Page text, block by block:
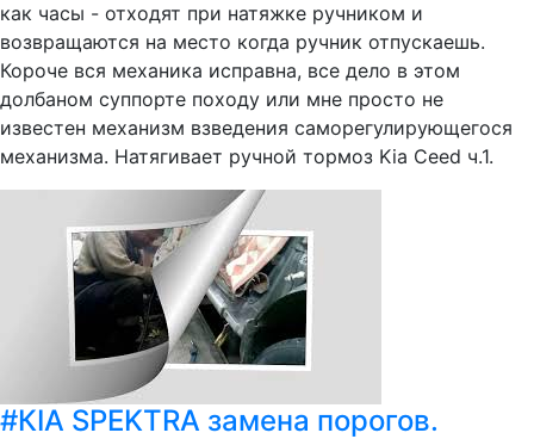
как часы - отходят при натяжке ручником и
возвращаются на место когда ручник отпускаешь.
Короче вся механика исправна, все дело в этом
долбаном суппорте походу или мне просто не
известен механизм взведения саморегулирующегося
механизма. Натягивает ручной тормоз Kia Ceed ч.1.
#КIA SPEKTRA замена порогов.